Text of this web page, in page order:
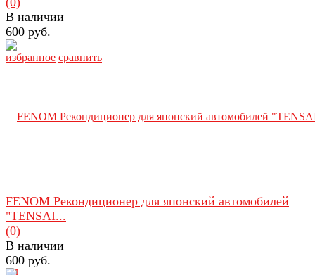
избранное сравнить
В наличии
600 руб.
FENOM Рекондиционер для японский автомобилей
"TENSAI...
(0)
В наличии
600 руб.